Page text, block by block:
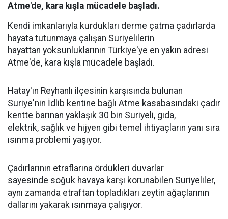
Atme'de, kara kışla mücadele başladı.
Kendi imkanlarıyla kurdukları derme çatma çadırlarda
hayata tutunmaya çalışan Suriyelilerin
hayattan yoksunluklarının Türkiye'ye en yakın adresi
Atme'de, kara kışla mücadele başladı.
Hatay'ın Reyhanlı ilçesinin karşısında bulunan
Suriye'nin İdlib kentine bağlı Atme kasabasındaki çadır
kentte barınan yaklaşık 30 bin Suriyeli, gıda,
elektrik, sağlık ve hijyen gibi temel ihtiyaçların yanı sıra
ısınma problemi yaşıyor.
Çadırlarının etraflarına ördükleri duvarlar
sayesinde soğuk havaya karşı korunabilen Suriyeliler,
aynı zamanda etraftan topladıkları zeytin ağaçlarının
dallarını yakarak ısınmaya çalışıyor.